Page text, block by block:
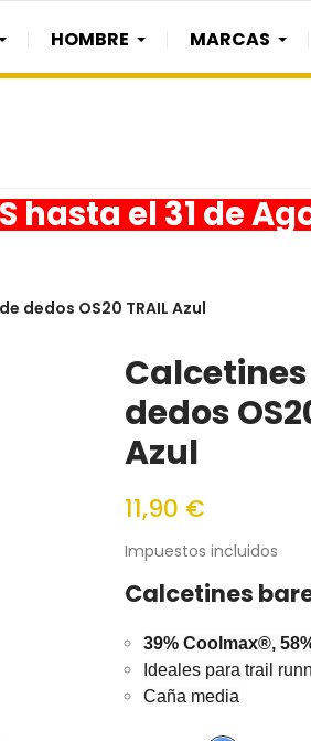
HOMBRE MARCAS
hasta el 31 de
dedos OS20 TRAIL Azul
dedos
Azul
11,90 €
Impuestos incluidos
Calcetines
39% Coolmax®,
Ideales para trail
Caña media